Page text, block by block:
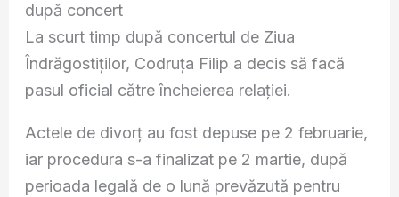
după concert
La scurt timp după concertul de Ziua
Îndrăgostiților, Codruța Filip a decis să facă
pasul oficial către încheierea relației.
Actele de divorț au fost depuse pe 2 februarie,
iar procedura s-a finalizat pe 2 martie, după
perioada legală de o lună prevăzută pentru